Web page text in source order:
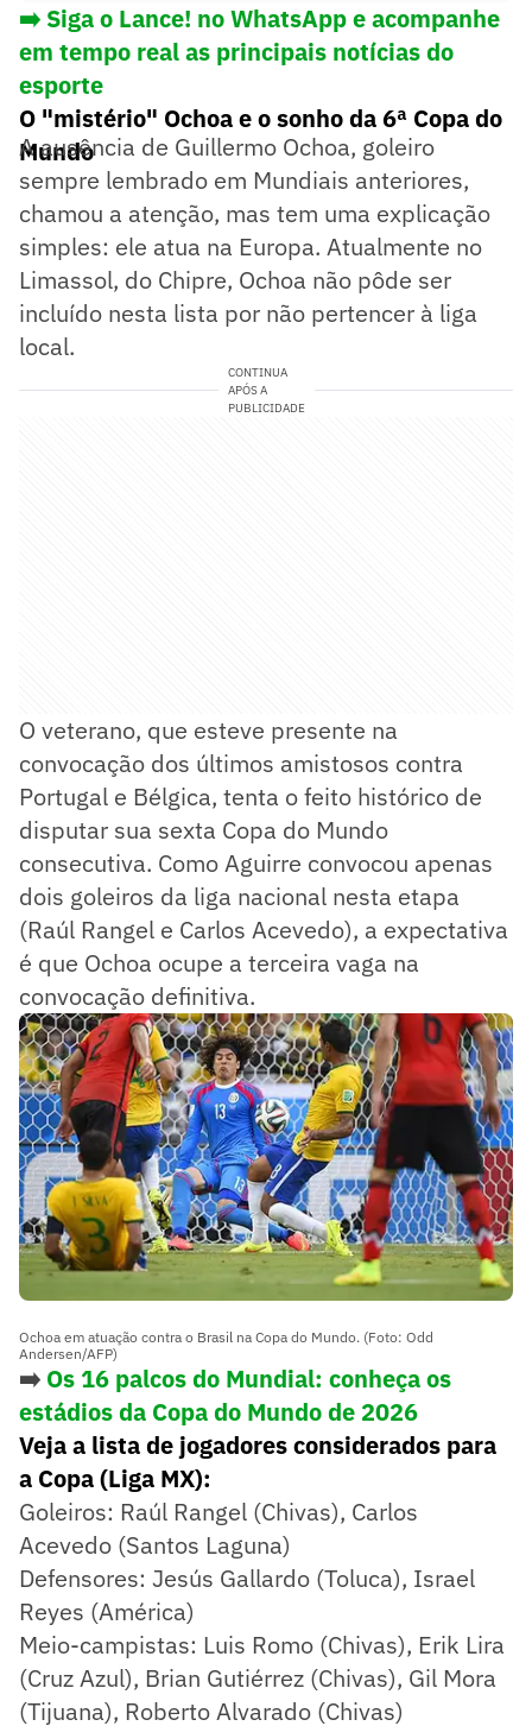
➡️ Siga o Lance! no WhatsApp e acompanhe
em tempo real as principais notícias do
esporte
O "mistério" Ochoa e o sonho da 6ª Copa do
Mundo
A ausência de Guillermo Ochoa, goleiro
sempre lembrado em Mundiais anteriores,
chamou a atenção, mas tem uma explicação
simples: ele atua na Europa. Atualmente no
Limassol, do Chipre, Ochoa não pôde ser
incluído nesta lista por não pertencer à liga
local.
CONTINUA
APÓS A
PUBLICIDADE
O veterano, que esteve presente na
convocação dos últimos amistosos contra
Portugal e Bélgica, tenta o feito histórico de
disputar sua sexta Copa do Mundo
consecutiva. Como Aguirre convocou apenas
dois goleiros da liga nacional nesta etapa
(Raúl Rangel e Carlos Acevedo), a expectativa
é que Ochoa ocupe a terceira vaga na
convocação definitiva.
Ochoa em atuação contra o Brasil na Copa do Mundo. (Foto: Odd
Andersen/AFP)
➡️ Os 16 palcos do Mundial: conheça os
estádios da Copa do Mundo de 2026
Veja a lista de jogadores considerados para
a Copa (Liga MX):
Goleiros: Raúl Rangel (Chivas), Carlos
Acevedo (Santos Laguna)
Defensores: Jesús Gallardo (Toluca), Israel
Reyes (América)
Meio-campistas: Luis Romo (Chivas), Erik Lira
(Cruz Azul), Brian Gutiérrez (Chivas), Gil Mora
(Tijuana), Roberto Alvarado (Chivas)